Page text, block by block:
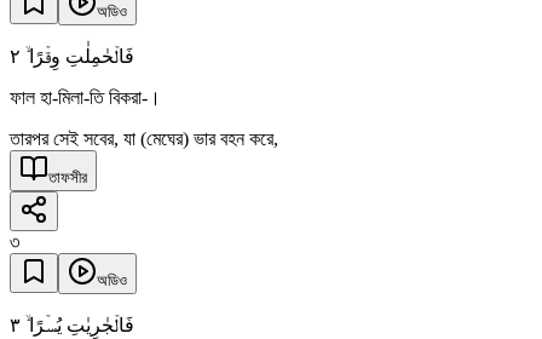
অডিও
فَالۡحٰمِلٰتِ وِقۡرًا ۙ ٢
ফাল হা-মিলা-তি বিকরা-।
তারপর সেই সবের, যা (মেঘের) ভার বহন করে,
তাফসীর
৩
অডিও
فَالۡجٰرِیٰتِ یُسۡرًا ۙ ٣